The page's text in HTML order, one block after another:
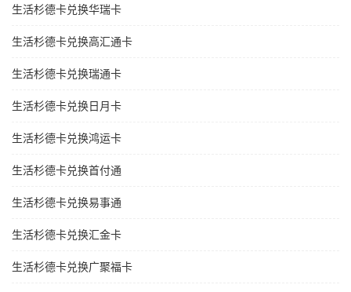
生活杉德卡兑换华瑞卡
生活杉德卡兑换高汇通卡
生活杉德卡兑换瑞通卡
生活杉德卡兑换日月卡
生活杉德卡兑换鸿运卡
生活杉德卡兑换首付通
生活杉德卡兑换易事通
生活杉德卡兑换汇金卡
生活杉德卡兑换广聚福卡